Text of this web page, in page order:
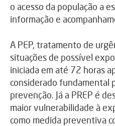
o acesso da população a
informação e
A PEP, tratamento de
situações de possível
iniciada em até 72 horas
considerado fundamental
prevenção. Já a PREP é
maior vulnerabilidade à
como medida preventiva